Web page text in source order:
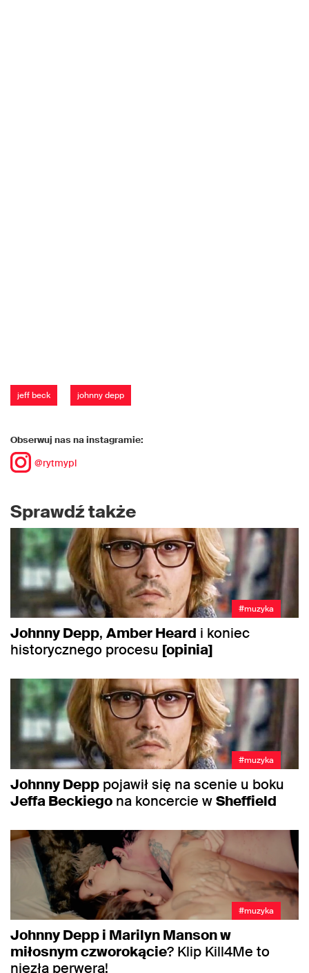
jeff beck johnny depp
Obserwuj nas na instagramie:
@rytmypl
Sprawdź także
#muzyka
Johnny Depp, Amber Heard i koniec
historycznego procesu [opinia]
#muzyka
Johnny Depp pojawił się na scenie u boku
Jeffa Beckiego na koncercie wSheffield
#muzyka
Johnny Depp i Marilyn Manson w
miłosnym czworokącie? Klip Kill4Me to
niezła perwera!